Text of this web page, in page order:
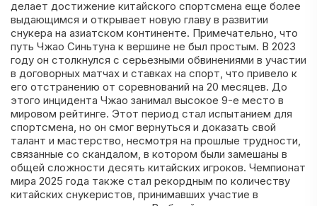
делает достижение китайского спортсмена еще более
выдающимся и открывает новую главу в развитии
снукера на азиатском континенте. Примечательно, что
путь Чжао Синьтуна к вершине не был простым. В 2023
году он столкнулся с серьезными обвинениями в участии
в договорных матчах и ставках на спорт, что привело к
его отстранению от соревнований на 20 месяцев. До
этого инцидента Чжао занимал высокое 9-е место в
мировом рейтинге. Этот период стал испытанием для
спортсмена, но он смог вернуться и доказать свой
талант и мастерство, несмотря на прошлые трудности,
связанные со скандалом, в котором были замешаны в
общей сложности десять китайских игроков. Чемпионат
мира 2025 года также стал рекордным по количеству
китайских снукеристов, принимавших участие в